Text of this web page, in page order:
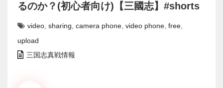
るのか？(初心者向け)【三國志】#shorts
video sharing camera phone video phone free
upload
三国志真戦情報